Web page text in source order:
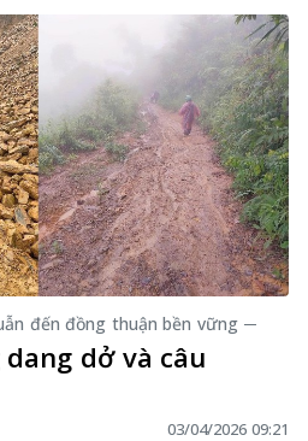
đến đồng thuận bền vững ─
dở và câu
03/04/2026 09:21